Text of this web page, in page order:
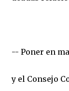
-- Poner en
y el Consejo